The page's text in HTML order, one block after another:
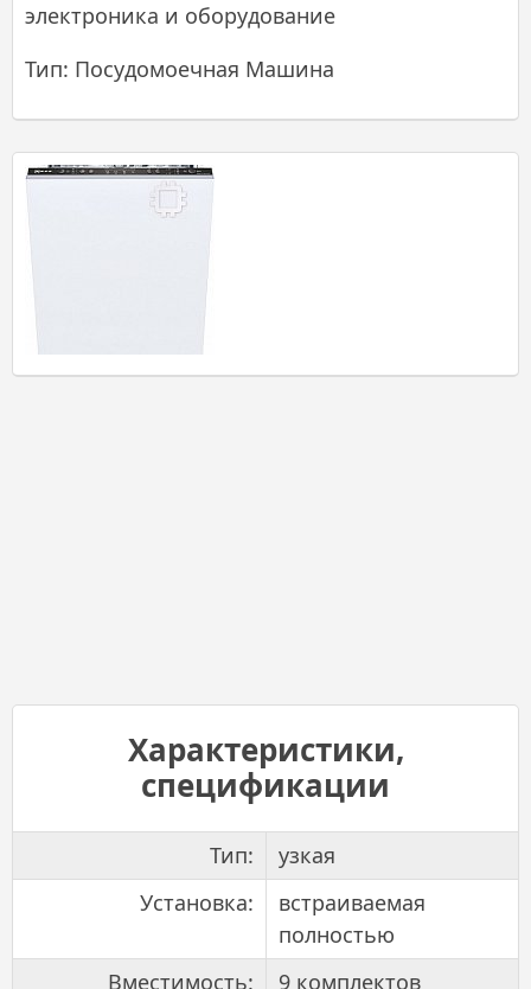
электроника и оборудование
Тип: Посудомоечная Машина
Характеристики,
спецификации
Тип:
узкая
Установка:
встраиваемая
полностью
Вместимость:
9 комплектов